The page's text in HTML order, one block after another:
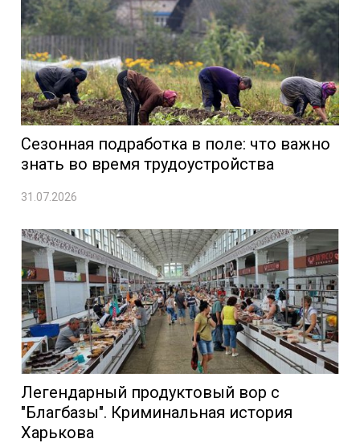
Сезонная подработка в поле: что важно
знать во время трудоустройства
31.07.2026
Легендарный продуктовый вор с
"Благбазы". Криминальная история
Харькова